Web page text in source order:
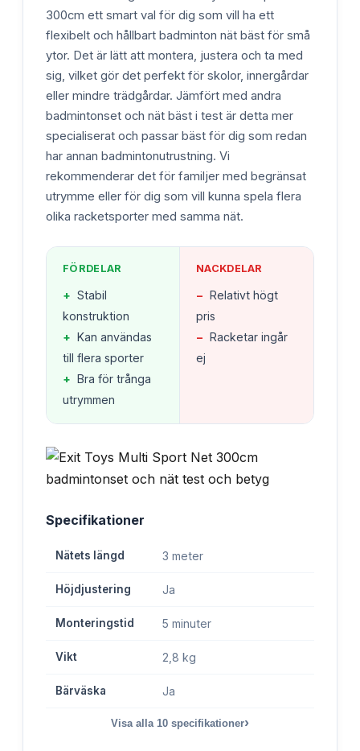
300cm ett smart val för dig som vill ha ett
flexibelt och hållbart badminton nät bäst för små
ytor. Det är lätt att montera, justera och ta med
sig, vilket gör det perfekt för skolor, innergårdar
eller mindre trädgårdar. Jämfört med andra
badmintonset och nät bäst i test är detta mer
specialiserat och passar bäst för dig som redan
har annan badmintonutrustning. Vi
rekommenderar det för familjer med begränsat
utrymme eller för dig som vill kunna spela flera
olika racketsporter med samma nät.
FÖRDELAR
+ Stabil
konstruktion
+ Kan användas
till flera sporter
+ Bra för trånga
utrymmen
NACKDELAR
− Relativt högt
pris
− Racketar ingår
ej
Specifikationer
Nätets längd 3 meter
Höjdjustering Ja
Monteringstid 5 minuter
Vikt 2,8 kg
Bärväska Ja
Visa alla 10 specifikationer›